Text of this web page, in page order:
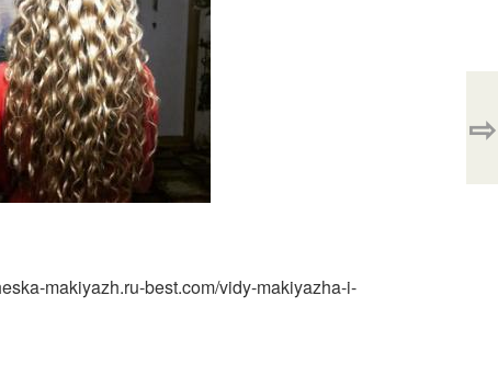
makiyazh.ru-best.com/vidy-makiyazha-i-
⇨